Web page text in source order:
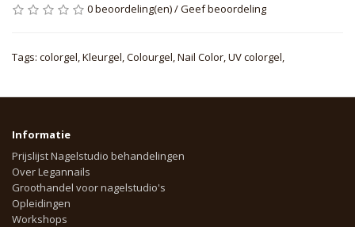
0 beoordeling(en)/Geef beoordeling
Tags: colorgel,Kleurgel,Colourgel,Nail Color,UV colorgel,
Informatie
Prijslijst Nagelstudio behandelingen
Over Legannails
Groothandel voor nagelstudio's
Opleidingen
Workshops